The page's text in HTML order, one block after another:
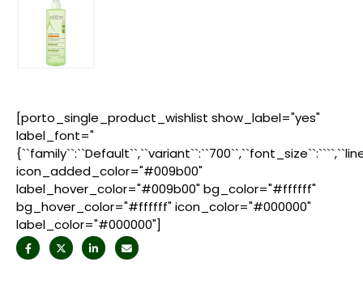
[porto_single_product_wishlist show_label="yes"
label_font="
icon_added_color="#009b00"
label_hover_color="#009b00" bg_color="#ffffff"
bg_hover_color="#ffffff" icon_color="#000000"
label_color="#000000"]